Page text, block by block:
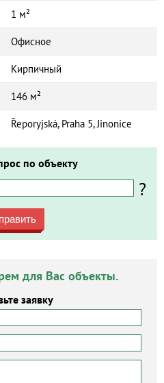
1 м²
Офисное
Кирпичный
146 м²
Řeporyjská, Praha 5, Jinonice
по объекту
?
для Вас объекты.
заявку